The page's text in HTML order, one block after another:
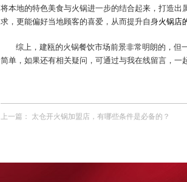
将本地的特色美食与火锅进一步的结合起来，打造
求，更能偏好当地顾客的喜爱，从而提升自身火锅店
综上，建瓯的火锅餐饮市场前景非常明朗的，但
简单，如果还有相关疑问，可通过与我在线留言，一
上一篇： 太仓开火锅加盟店，有哪些条件是必备的？